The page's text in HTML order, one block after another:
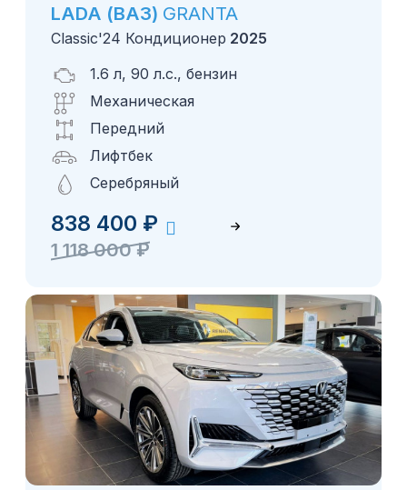
LADA (ВАЗ) GRANTA
Classic'24 Кондиционер 2025
1.6 л, 90 л.с., бензин
Механическая
Передний
Лифтбек
Серебряный
838 400 ₽
1 118 000₽